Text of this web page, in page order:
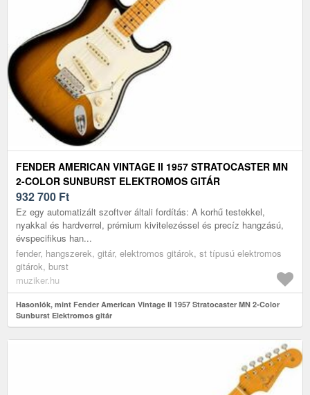
FENDER AMERICAN VINTAGE II 1957 STRATOCASTER MN
2-COLOR SUNBURST ELEKTROMOS GITÁR
932 700 Ft
Ez egy automatizált szoftver általi fordítás: A korhű testekkel,
nyakkal és hardverrel, prémium kivitelezéssel és precíz hangzású,
évspecifikus han...
fender, hangszerek, gitár, elektromos gitárok, st típusú elektromos
gitárok, burst
muziker.hu
Hasonlók, mint Fender American Vintage II 1957 Stratocaster MN 2-Color
Sunburst Elektromos gitár